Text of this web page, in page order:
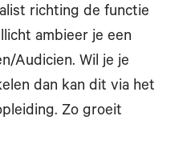
richting de functie
ambieer je een
Audicien. Wil je je
dan kan dit via het
Zo groeit